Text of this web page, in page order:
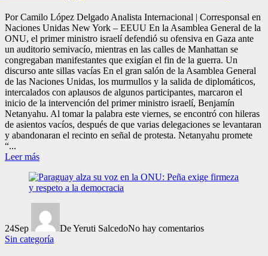
Por Camilo López Delgado Analista Internacional | Corresponsal en
Naciones Unidas New York – EEUU En la Asamblea General de la
ONU, el primer ministro israelí defendió su ofensiva en Gaza ante
un auditorio semivacío, mientras en las calles de Manhattan se
congregaban manifestantes que exigían el fin de la guerra. Un
discurso ante sillas vacías En el gran salón de la Asamblea General
de las Naciones Unidas, los murmullos y la salida de diplomáticos,
intercalados con aplausos de algunos participantes, marcaron el
inicio de la intervención del primer ministro israelí, Benjamín
Netanyahu. Al tomar la palabra este viernes, se encontró con hileras
de asientos vacíos, después de que varias delegaciones se levantaran
y abandonaran el recinto en señal de protesta. Netanyahu promete
“...
Leer más
24Sep De Yeruti SalcedoNo hay comentarios
Sin categoría